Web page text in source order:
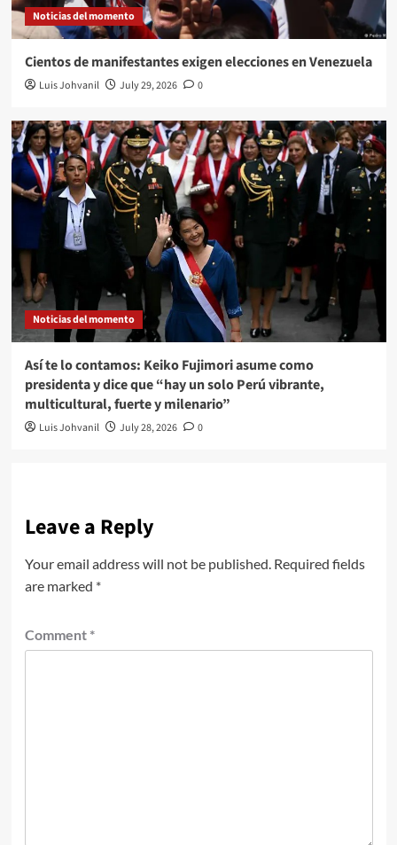
Noticias del momento
Cientos de manifestantes exigen elecciones en Venezuela
Luis Johvanil July 29, 2026 0
Noticias del momento
Así te lo contamos: Keiko Fujimori asume como
presidenta y dice que “hay un solo Perú vibrante,
multicultural, fuerte y milenario”
Luis Johvanil July 28, 2026 0
Leave a Reply
Your email address will not be published. Required fields
are marked *
Comment *